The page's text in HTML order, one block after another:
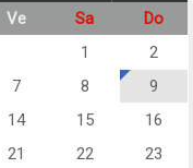
Ve Sa
Do
1
2
7 8
9
14 15
16
21 22
23